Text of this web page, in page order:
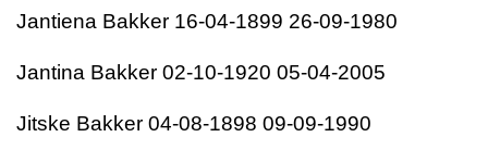
Jantiena Bakker 16-04-1899 26-09-1980
Jantina Bakker 02-10-1920 05-04-2005
Jitske Bakker 04-08-1898 09-09-1990